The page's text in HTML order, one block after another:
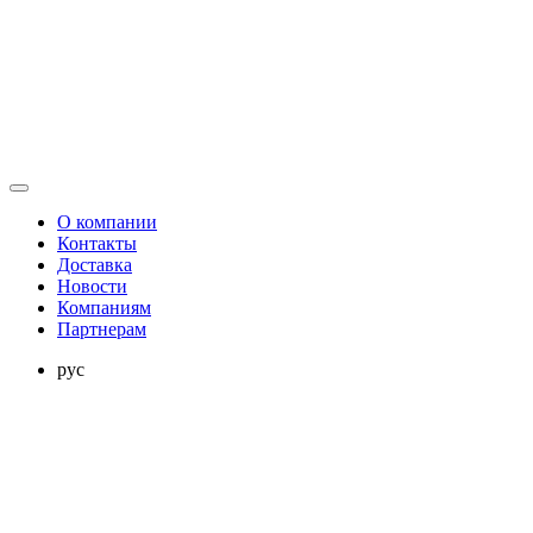
О компании
Контакты
Доставка
Новости
Компаниям
Партнерам
рус